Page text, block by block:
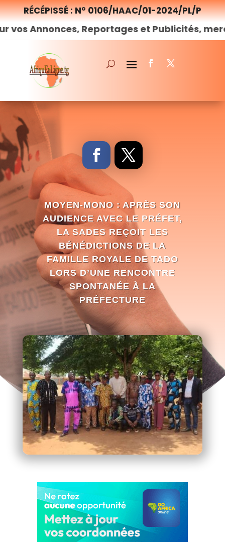
RÉCÉPISSÉ : N° 0106/HAAC/01-2024/PL/P
Reportages et Publicités, merci denous
MOYEN-MONO : APRÈS SON
AUDIENCE AVEC LE PRÉFET,
LA SADES REÇOIT LES
BÉNÉDICTIONS DE LA
FAMILLE ROYALE DE TADO
LORS D’UNE RENCONTRE
SPONTANÉE À LA
PRÉFECTURE